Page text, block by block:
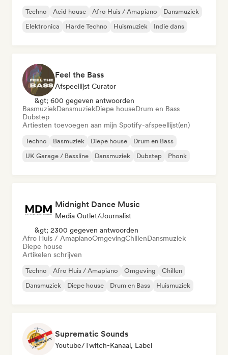
Techno Acid house Afro Huis / Amapiano
Dansmuziek
Elektronica
Harde Techno Huismuziek Indie dans
Feel the Bass
Afspeellijst Curator
&gt; 600 gegeven antwoorden
BasmuziekDansmuziekDiepe houseDrum en Bass
Dubstep
Artiesten toevoegen aan mijn Spotify-afspeellijst(en)
Techno Basmuziek Diepe house
Drum en Bass
UK Garage / Bassline
Dansmuziek Dubstep Phonk
Midnight Dance Music
Media Outlet/Journalist
&gt; 2300 gegeven antwoorden
Afro Huis / AmapianoOmgevingChillenDansmuziek
Diepe house
Artikelen schrijven
Techno Afro Huis / Amapiano Omgeving
Chillen
Dansmuziek
Diepe house Drum en Bass Huismuziek
Suprematic Sounds
Youtube/Twitch-Kanaal, Label